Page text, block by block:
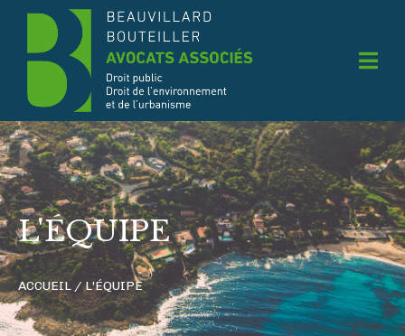
L'ÉQUIPE
ACCUEIL / L'ÉQUIPE